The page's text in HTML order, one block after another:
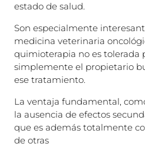
estado de salud.
Son especialmente
medicina veterinaria
quimioterapia no es tolerada
simplemente el propietario
ese tratamiento.
La ventaja fundamental,
la ausencia de efectos
que es además totalmente
de otras